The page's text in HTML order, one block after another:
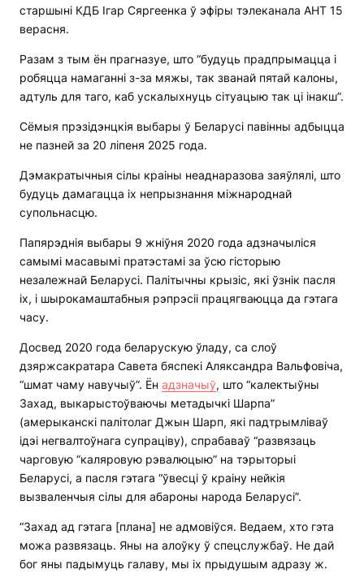
старшыні КДБ Ігар Сяргеенка ў эфіры тэлеканала АНТ 15
верасня.
Разам з тым ён прагназуе, што “будуць прадпрымацца і
робяцца намаганні з-за мяжы, так званай пятай калоны,
адтуль для таго, каб ускалыхнуць сітуацыю так ці інакш”.
Сёмыя прэзідэнцкія выбары ў Беларусі павінны адбыцца
не пазней за 20 ліпеня 2025 года.
Дэмакратычныя сілы краіны неаднаразова заяўлялі, што
будуць дамагацца іх непрызнання міжнароднай
супольнасцю.
Папярэднія выбары 9 жніўня 2020 года адзначыліся
самымі масавымі пратэстамі за ўсю гісторыю
незалежнай Беларусі. Палітычны крызіс, які ўзнік пасля
іх, і шырокамаштабныя рэпрэсіі працягваюцца да гэтага
часу.
Досвед 2020 года беларускую ўладу, са слоў
дзяржсакратара Савета бяспекі Аляксандра Вальфовіча,
“шмат чаму навучыў”. Ён адзначыў, што “калектыўны
Захад, выкарыстоўваючы метадычкі Шарпа”
(амерыканскі палітолаг Джын Шарп, які падтрымліваў
ідэі негвалтоўнага супраціву), спрабаваў “развязаць
чарговую “каляровую рэвалюцыю” на тэрыторыі
Беларусі, а пасля гэтага “ўвесці ў краіну нейкія
вызваленчыя сілы для абароны народа Беларусі”.
“Захад ад гэтага [плана] не адмовіўся. Ведаем, хто гэта
можа развязаць. Яны на алоўку ў спецслужбаў. Не дай
бог яны падымуць галаву, мы іх прыдушым адразу ж.